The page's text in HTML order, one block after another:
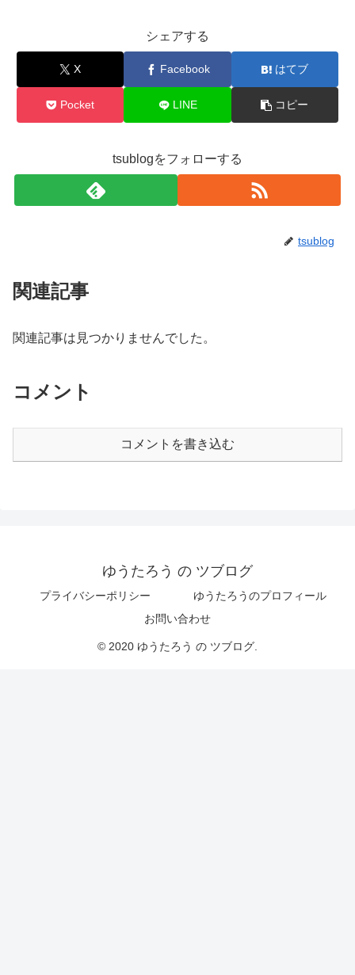
シェアする
X Facebook はてブ
Pocket LINE コピー
tsublogをフォローする
tsublog
関連記事
関連記事は見つかりませんでした。
コメント
コメントを書き込む
ゆうたろう の ツブログ
プライバシーポリシー
ゆうたろうのプロフィール
お問い合わせ
© 2020 ゆうたろう の ツブログ.